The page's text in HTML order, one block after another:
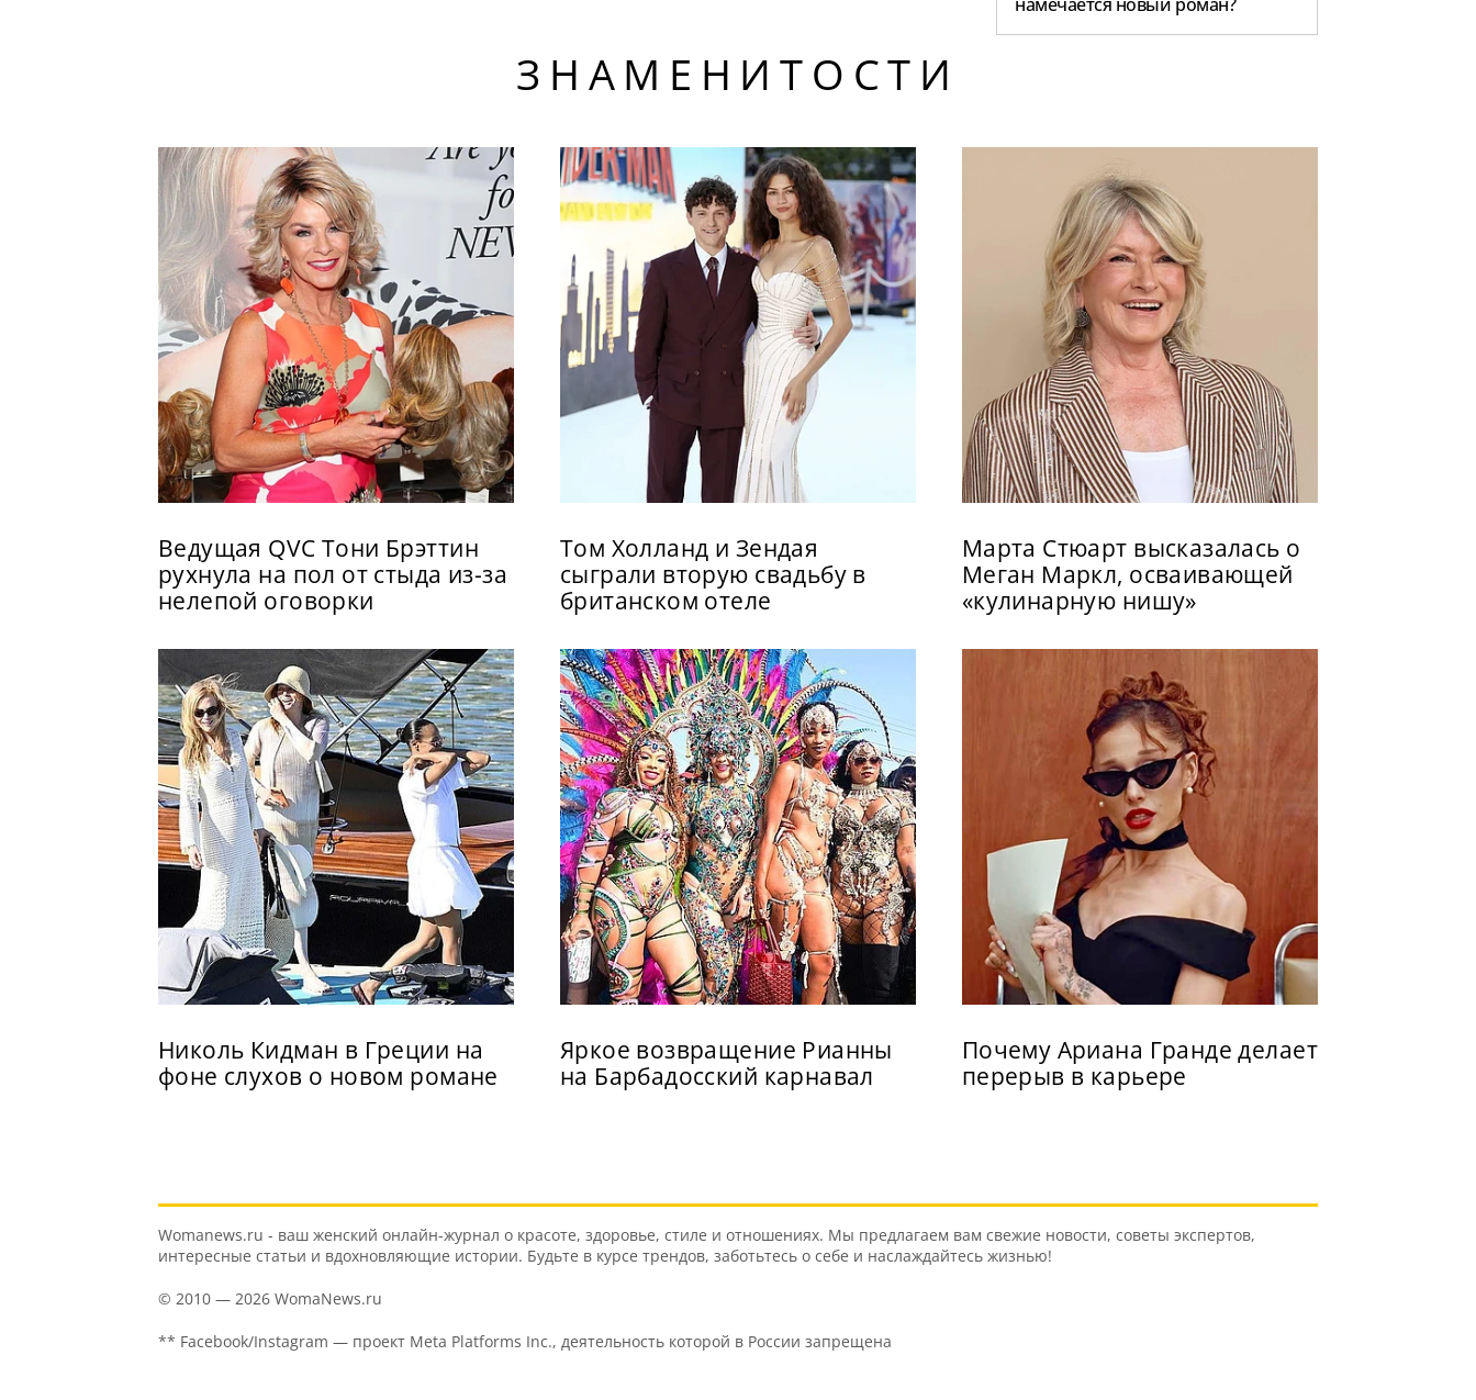
ЗНАМЕНИТОСТИ
Ведущая QVC Тони Брэттин
рухнула на пол от стыда из-за
нелепой оговорки
Николь Кидман в Греции на
фоне слухов о новом романе
Том Холланд и Зендая
сыграли вторую свадьбу в
британском отеле
Яркое возвращение Рианны
на Барбадосский карнавал
Марта Стюарт высказалась о
Меган Маркл, осваивающей
«кулинарную нишу»
Почему Ариана Гранде делает
перерыв в карьере
Womanews.ru - ваш женский онлайн-журнал о красоте, здоровье, стиле и отношениях. Мы предлагаем вам свежие новости, советы экспертов,
интересные статьи и вдохновляющие истории. Будьте в курсе трендов, заботьтесь о себе и наслаждайтесь жизнью!
© 2010 — 2026 WomaNews.ru
** Facebook/Instagram — проект Meta Platforms Inc., деятельность которой в России запрещена